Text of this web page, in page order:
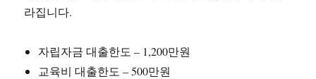
라집니다.
자립자금 대출한도 – 1,200만원
교육비 대출한도 – 500만원